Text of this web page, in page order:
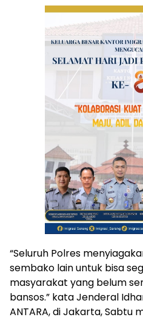
“Seluruh Polres
sembako lain untuk bisa
masyarakat yang belum
bansos.” kata Jenderal
ANTARA, di Jakarta, Sabtu